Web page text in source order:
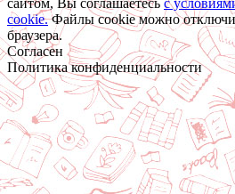
cookie.Файлы cookie можно
браузера.
Согласен
Политика конфиденциальности